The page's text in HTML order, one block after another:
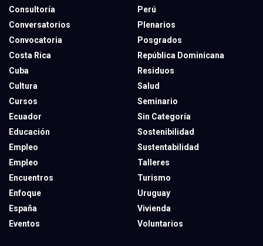
Consultoría
Conversatorios
Convocatoria
Costa Rica
Cuba
Cultura
Cursos
Ecuador
Educación
Empleo
Empleo
Encuentros
Enfoque
España
Eventos
Perú
Plenarios
Posgrados
República Dominicana
Residuos
Salud
Seminario
Sin Categoría
Sostenibilidad
Sustentabilidad
Talleres
Turismo
Uruguay
Vivienda
Voluntarios